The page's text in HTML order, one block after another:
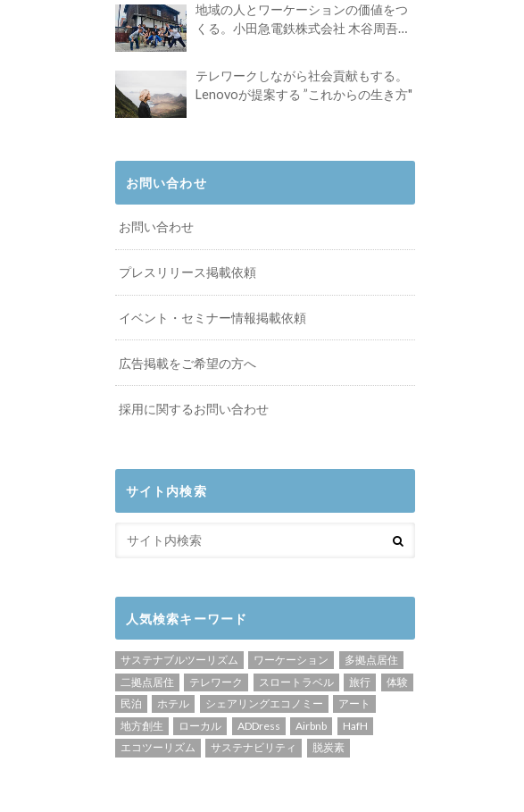
地域の人とワーケーションの価値をつ
くる。小田急電鉄株式会社 木谷周吾さ
テレワークしながら社会貢献もする。
Lenovoが提案する ”これからの生き方"
お問い合わせ
お問い合わせ
プレスリリース掲載依頼
イベント・セミナー情報掲載依頼
広告掲載をご希望の方へ
採用に関するお問い合わせ
サイト内検索
人気検索キーワード
サステナブルツーリズム ワーケーション
多拠点居住
二拠点居住
テレワーク スロートラベル 旅行
体験
民泊
ホテル シェアリングエコノミー
アート
地方創生
ローカル ADDress Airbnb
HafH
エコツーリズム
サステナビリティ 脱炭素